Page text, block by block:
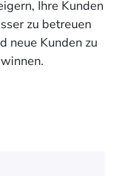
Ihre Kunden
zu betreuen
neue Kunden zu